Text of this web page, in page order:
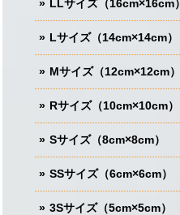
LLサイズ（16cm×16cm）
Lサイズ（14cm×14cm）
Mサイズ（12cm×12cm）
Rサイズ（10cm×10cm）
Sサイズ（8cm×8cm）
SSサイズ（6cm×6cm）
3Sサイズ（5cm×5cm）